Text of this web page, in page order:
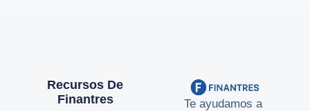
Te ayudamos a
Recursos De
Finantres